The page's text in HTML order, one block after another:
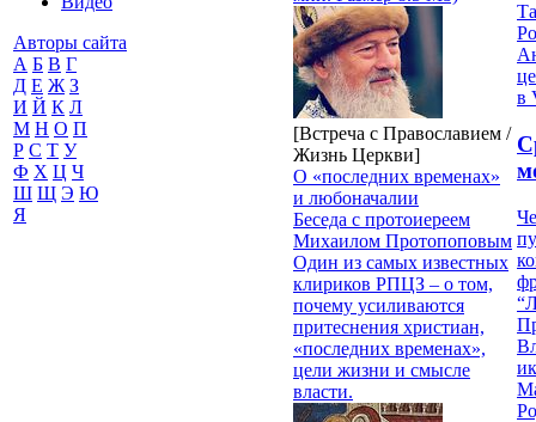
Авторы сайта
А Б В Г
Д Е Ж З
И Й К Л
М Н О П
Р С Т У
Ф Х Ц Ч
Ш Щ Э Ю
Я
[Встреча с Православием /
Жизнь Церкви]
О «последних временах»
и любоначалии
Беседа с протоиереем
Михаилом Протопоповым
Один из самых известных
клириков РПЦЗ – о том,
почему усиливаются
притеснения христиан,
«последних временах»,
цели жизни и смысле
власти.
в